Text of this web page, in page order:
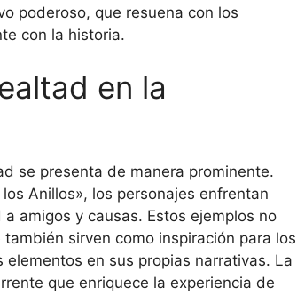
poderoso, que resuena con los
con la historia.
en la
se presenta de manera prominente.
Anillos», los personajes enfrentan
amigos y causas. Estos ejemplos no
sirven como inspiración para los
en sus propias narrativas. La
que enriquece la experiencia de